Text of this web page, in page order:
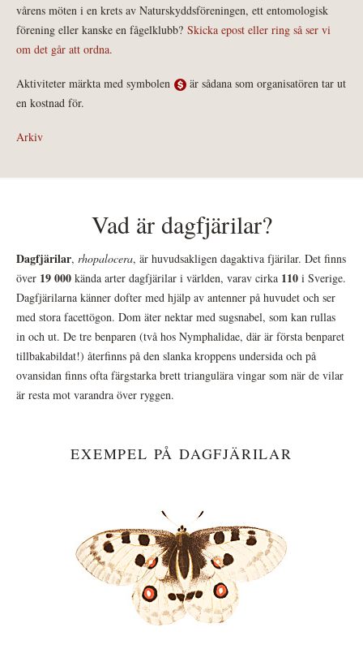
vårens möten i en krets av Naturskyddsföreningen, ett entomologisk
förening eller kanske en fågelklubb? Skicka epost eller ring så ser vi
om det går att ordna.
Aktiviteter märkta med symbolen
är sådana som organisatören tar ut
en kostnad för.
Arkiv
Vad är dagfjärilar?
Dagfjärilar, rhopalocera, är huvudsakligen dagaktiva fjärilar. Det finns
över 19 000 kända arter dagfjärilar i världen, varav cirka 110 i Sverige.
Dagfjärilarna känner dofter med hjälp av antenner på huvudet och ser
med stora facettögon. Dom äter nektar med sugsnabel, som kan rullas
in och ut. De tre benparen (två hos Nymphalidae, där är första benparet
tillbakabildat!) återfinns på den slanka kroppens undersida och på
ovansidan finns ofta färgstarka brett triangulära vingar som när de vilar
är resta mot varandra över ryggen.
EXEMPEL PÅ DAGFJÄRILAR